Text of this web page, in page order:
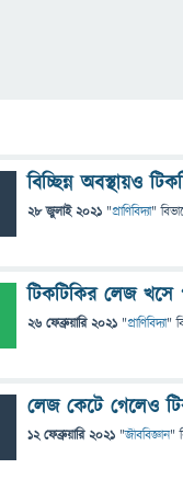
বিচ্ছিন্ন অবস্থায়ও
28 জুলাই 2021 "প্রাণিবিদ্যা"
টিকটিকির লেজ
26 ফেব্রুয়ারি 2021 "প্রাণিবিদ্যা"
লেজ কেটে গেলেও
12 ফেব্রুয়ারি 2021 "জীববিজ্ঞান"